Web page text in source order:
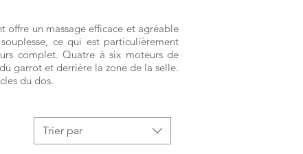
un massage efficace et agréable
ce qui est particulièrement
complet. Quatre à six moteurs de
garrot et derrière la zone de la selle.
du dos.
Trier par